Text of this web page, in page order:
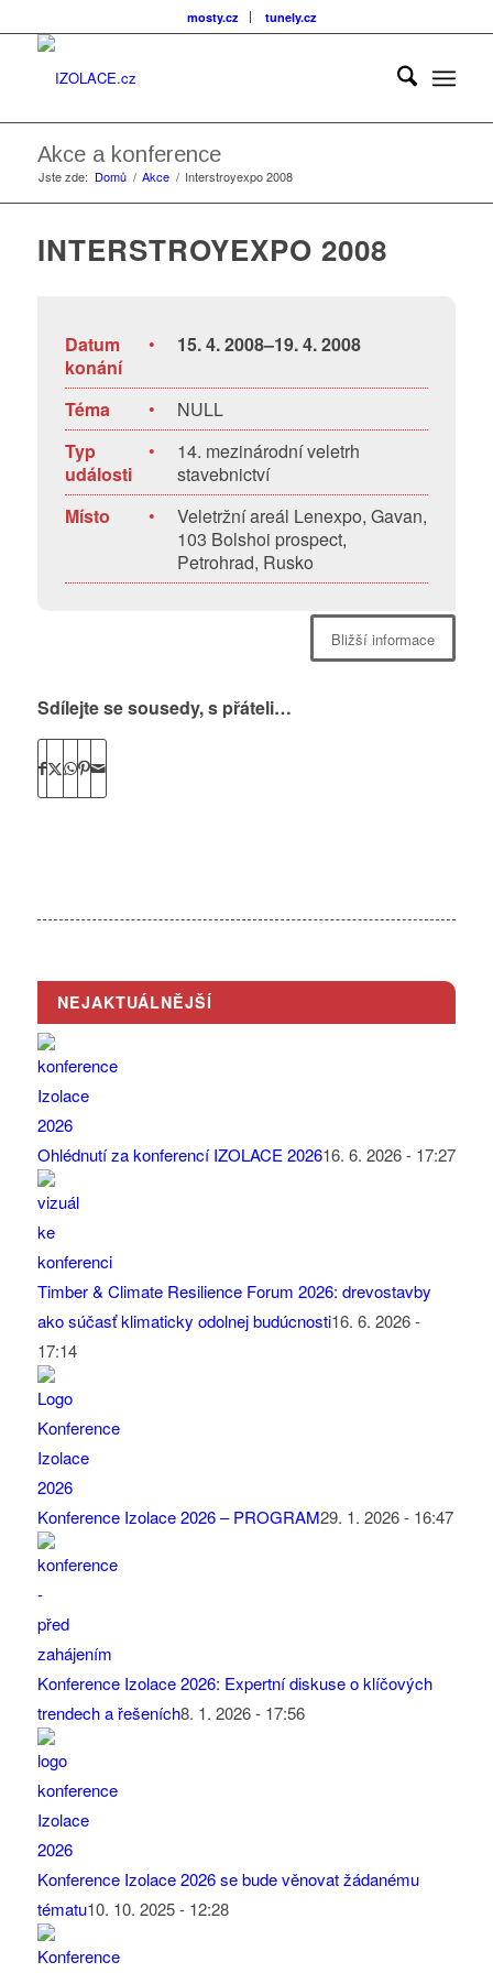
mosty.cz tunely.cz
Akce a konference
Jste zde: Domů / Akce / Interstroyexpo 2008
INTERSTROYEXPO 2008
Datum
konání
• 15. 4. 2008–19. 4. 2008
Téma •
NULL
Typ
události
•
14. mezinárodní veletrh
stavebnictví
Místo
•
Veletržní areál Lenexpo, Gavan,
103 Bolshoi prospect,
Petrohrad, Rusko
Bližší informace
Sdílejte se sousedy, s přáteli…
NEJAKTUÁLNĚJŠÍ
Ohlédnutí za konferencí IZOLACE 202616. 6. 2026 - 17:27
Timber & Climate Resilience Forum 2026: drevostavby
ako súčasť klimaticky odolnej budúcnosti16. 6. 2026 -
17:14
Konference Izolace 2026 – PROGRAM29. 1. 2026 - 16:47
Konference Izolace 2026: Expertní diskuse o klíčových
trendech a řešeních8. 1. 2026 - 17:56
Konference Izolace 2026 se bude věnovat žádanému
tématu10. 10. 2025 - 12:28